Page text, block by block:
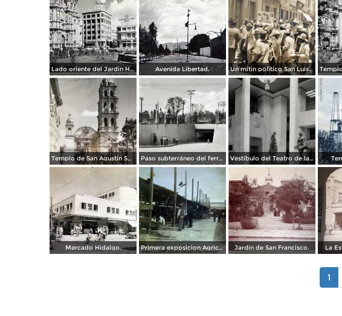
Lado oriente del Jardin Hidalgo. ( Circulada el 12 de Julio de 1957 ). Avenida Libertad. Un mitin politico San Luis Potosí 8 de Mayo de 1921
Templo de San Agustin San Luis Potosí Paso subterráneo del ferrocarril Vestíbulo del Teatro de la Paz
Mercado Hidalgo. Primera exposicion Agricola e Industria en San Luis Potosi 15 de Septiembrede1906 Jardin de San Francisco. La
1